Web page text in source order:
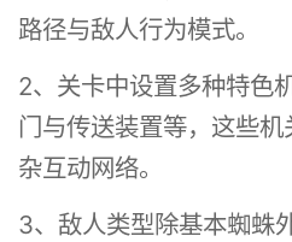
路径与敌人行为模式。
2、关卡中设置多种特色
门与传送装置等，这些
杂互动网络。
3、敌人类型除基本蜘蛛